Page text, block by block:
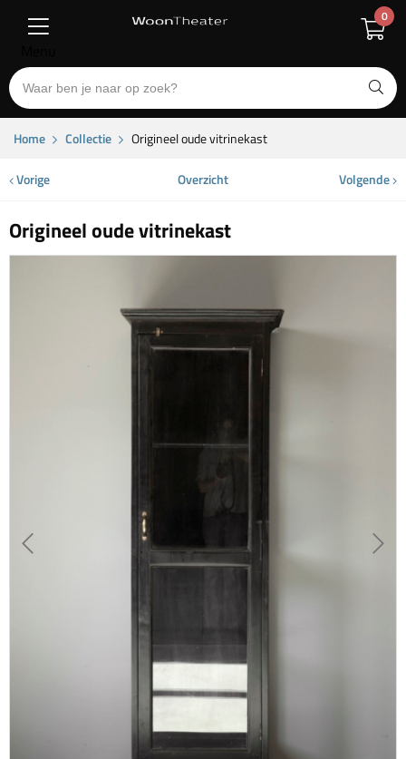
0
Home Collectie Origineel oude vitrinekast
Vorige Overzicht Volgende
Origineel oude vitrinekast